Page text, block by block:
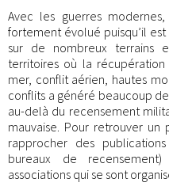
Avec les guerres
fortement évolué puisqu’il
sur de nombreux terrains
territoires où la
mer, conflit aérien, hautes
conflits a généré beaucoup
au-delà du recensement
mauvaise. Pour retrouver
rapprocher des
bureaux de
associations qui se sont